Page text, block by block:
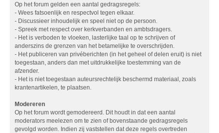
Op het forum gelden een aantal gedragsregels:
- Wees fatsoenlijk en respectvol tegen elkaar.
- Discussieer inhoudelijk en speel niet op de persoon.
- Spreek met respect over kerkverbanden en ambtsdragers.
- Het is verboden te vloeken, lasterlijke taal op te schrijven of
anderszins de grenzen van het betamelijke te overschrijden.
- Het publiceren van privéberichten (in het geheel of delen eruit) is niet
toegestaan, anders dan met uitdrukkelijke toestemming van de
afzender.
- Het is niet toegestaan auteursrechtelijk beschermd materiaal, zoals
krantenartikelen, te plaatsen.
Modereren
Op het forum wordt gemodereerd. Dit houdt in dat een aantal
moderators meelezen om te zien of bovenstaande gedragsregels
gevolgd worden. Indien zij vaststellen dat deze regels overtreden